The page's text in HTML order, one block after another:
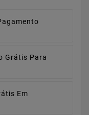
Grátis Para
Em